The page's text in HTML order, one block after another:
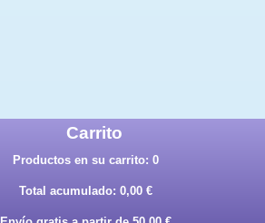
Carrito
Productos en su carrito: 0
Total acumulado: 0,00 €